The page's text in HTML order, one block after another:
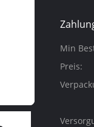
Min
Preis: